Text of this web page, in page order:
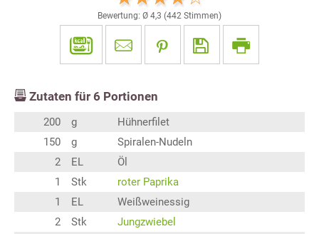
Bewertung: Ø 4,3 (442 Stimmen)
Zutaten für 6 Portionen
200 g
Hühnerfilet
150
g
Spiralen-Nudeln
2
EL
Öl
1
Stk
roter Paprika
1
EL
Weißweinessig
2
Stk
Jungzwiebel